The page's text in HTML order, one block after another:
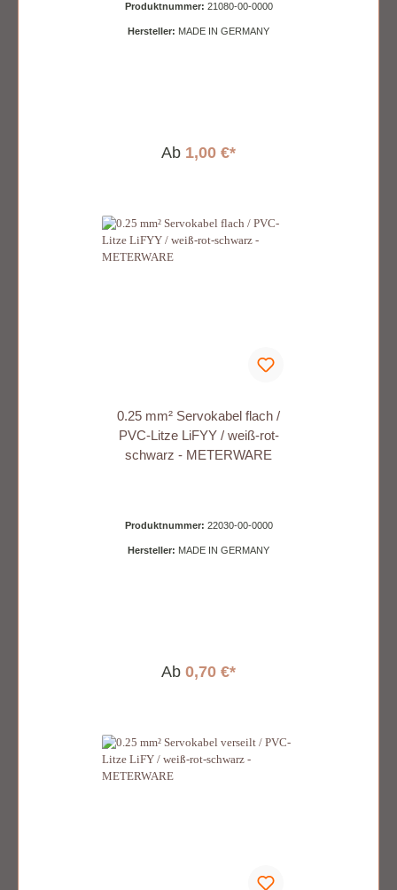
Produktnummer: 21080-00-0000
Hersteller: MADE IN GERMANY
Ab 1,00 €*
0.25 mm² Servokabel flach /
PVC-Litze LiFYY / weiß-rot-
schwarz - METERWARE
Produktnummer: 22030-00-0000
Hersteller: MADE IN GERMANY
Ab 0,70 €*